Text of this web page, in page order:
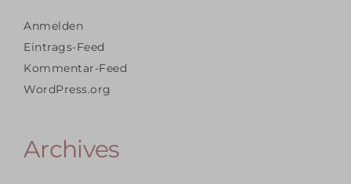
Anmelden
Eintrags-Feed
Kommentar-Feed
WordPress.org
Archives